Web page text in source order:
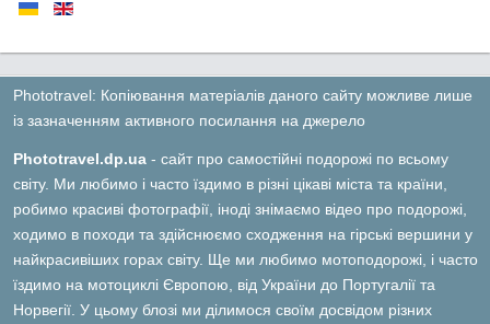
Phototravel: Копіювання матеріалів даного сайту можливе лише
із зазначенням активного посилання на джерело
Phototravel.dp.ua - сайт про самостійні подорожі по всьому
світу. Ми любимо і часто їздимо в різні цікаві міста та країни,
робимо красиві фотографії, іноді знімаємо відео про подорожі,
ходимо в походи та здійснюємо сходження на гірські вершини у
найкрасивіших горах світу. Ще ми любимо мотоподорожі, і часто
їздимо на мотоциклі Європою, від України до Португалії та
Норвегії. У цьому блозі ми ділимося своїм досвідом різних